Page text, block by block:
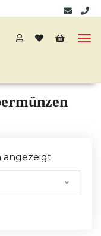
angezeigt